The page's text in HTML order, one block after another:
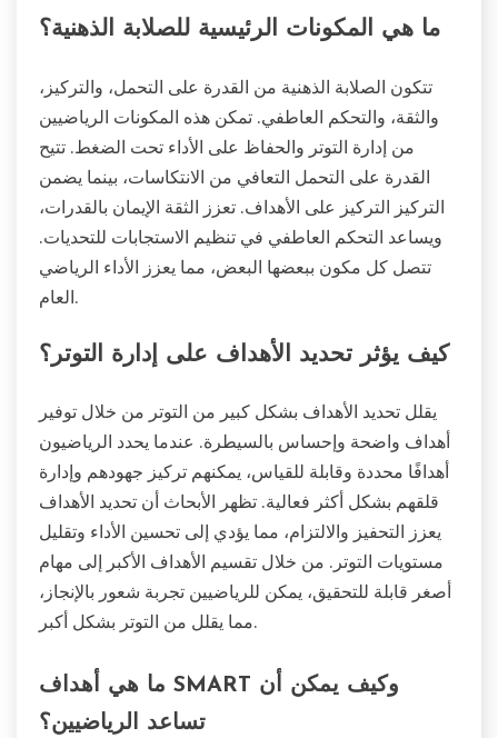
ما هي المكونات الرئيسية للصلابة الذهنية؟
تتكون الصلابة الذهنية من القدرة على التحمل، والتركيز،
والثقة، والتحكم العاطفي. تمكن هذه المكونات الرياضيين
من إدارة التوتر والحفاظ على الأداء تحت الضغط. تتيح
القدرة على التحمل التعافي من الانتكاسات، بينما يضمن
التركيز التركيز على الأهداف. تعزز الثقة الإيمان بالقدرات،
ويساعد التحكم العاطفي في تنظيم الاستجابات للتحديات.
تتصل كل مكون ببعضها البعض، مما يعزز الأداء الرياضي
العام.
كيف يؤثر تحديد الأهداف على إدارة التوتر؟
يقلل تحديد الأهداف بشكل كبير من التوتر من خلال توفير
أهداف واضحة وإحساس بالسيطرة. عندما يحدد الرياضيون
أهدافًا محددة وقابلة للقياس، يمكنهم تركيز جهودهم وإدارة
قلقهم بشكل أكثر فعالية. تظهر الأبحاث أن تحديد الأهداف
يعزز التحفيز والالتزام، مما يؤدي إلى تحسين الأداء وتقليل
مستويات التوتر. من خلال تقسيم الأهداف الأكبر إلى مهام
أصغر قابلة للتحقيق، يمكن للرياضيين تجربة شعور بالإنجاز،
مما يقلل من التوتر بشكل أكبر.
ما هي أهداف SMART وكيف يمكن أن
تساعد الرياضيين؟